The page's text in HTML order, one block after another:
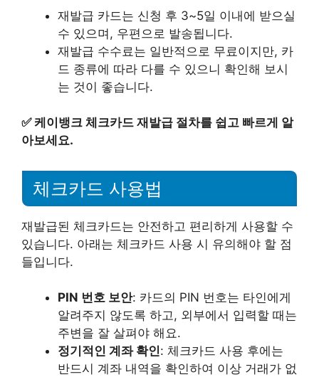
재발급 카드는 신청 후 3~5일 이내에 받으실
수 있으며, 우편으로 발송됩니다.
재발급 수수료는 일반적으로 무료이지만, 카
드 종류에 따라 다를 수 있으니 확인해 보시
는 것이 좋습니다.
✅케이뱅크 체크카드 재발급 절차를 쉽고 빠르게 알
아보세요.
체크카드 사용법
재발급된 체크카드는 안전하고 편리하게 사용할 수
있습니다. 아래는 체크카드 사용 시 유의해야 할 점
들입니다.
PIN 번호 보안: 카드의 PIN 번호는 타인에게
알려주지 않도록 하고, 외부에서 입력할 때는
주변을 잘 살펴야 해요.
정기적인 계좌 확인: 체크카드 사용 후에는
반드시 계좌 내역을 확인하여 이상 거래가 없